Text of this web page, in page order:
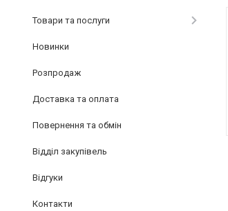
Товари та послуги
Новинки
Розпродаж
Доставка та оплата
Повернення та обмін
Відділ закупівель
Відгуки
Контакти